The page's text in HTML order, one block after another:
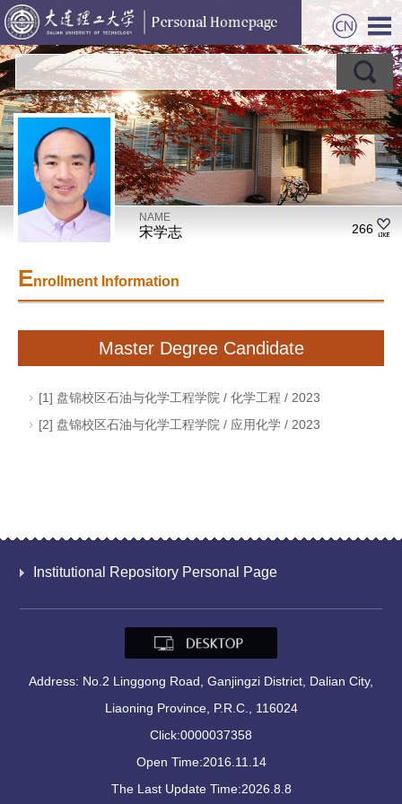
NAME
宋学志 266
Enrollment Information
Master Degree Candidate
[1] 盘锦校区石油与化学工程学院 / 化学工程 / 2023
[2] 盘锦校区石油与化学工程学院 / 应用化学 / 2023
Institutional Repository Personal Page
Address: No.2 Linggong Road, Ganjingzi District, Dalian City,
Liaoning Province, P.R.C., 116024
Click:0000037358
Open Time:2016.11.14
The Last Update Time:2026.8.8